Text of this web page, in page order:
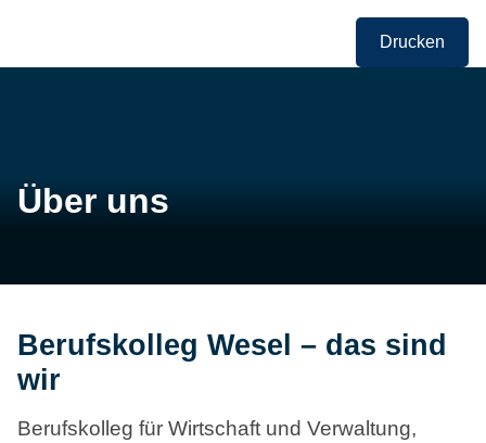
Drucken
Über uns
Berufskolleg Wesel – das sind
wir
Berufskolleg für Wirtschaft und Verwaltung,